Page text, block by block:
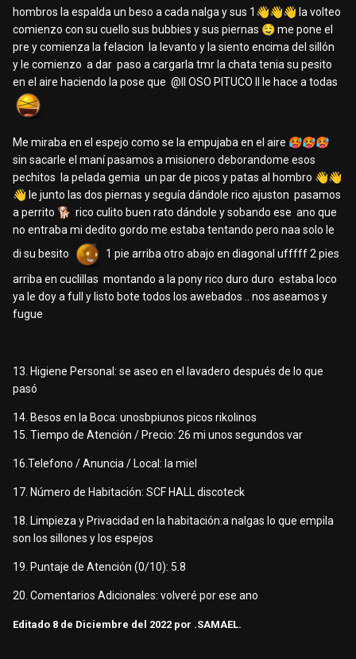
hombros la espalda un beso a cada nalga y sus 1 👋👋👋 la volteo
comienzo con su cuello sus bubbies y sus piernas 🤤me pone el
pre y comienza la felacion la levanto y la siento encima del sillón
y le comienzo a dar paso a cargarla tmr la chata tenia su pesito
en el aire haciendo la pose que @ll OSO PITUCO ll le hace a todas
Me miraba en el espejo como se la empujaba en el aire 🥵🥵🥵
sin sacarle el maní pasamos a misionero deborandome esos
pechitos la pelada gemia un par de picos y patas al hombro 👋👋
👋 le junto las dos piernas y seguía dándole rico ajuston pasamos
a perrito 🐕 rico culito buen rato dándole y sobando ese ano que
no entraba mi dedito gordo me estaba tentando pero naa solo le
di su besito
1 pie arriba otro abajo en diagonal ufffff 2 pies
arriba en cuclillas montando a la pony rico duro duro estaba loco
ya le doy a full y listo bote todos los awebados .. nos aseamos y
fugue
13. Higiene Personal: se aseo en el lavadero después de lo que
pasó
14. Besos en la Boca: unosbpiunos picos rikolinos
15. Tiempo de Atención / Precio: 26 mi unos segundos var
16.Telefono / Anuncia / Local: la miel
17. Número de Habitación: SCF HALL discoteck
18. Limpieza y Privacidad en la habitación:a nalgas lo que empila
son los sillones y los espejos
19. Puntaje de Atención (0/10): 5.8
20. Comentarios Adicionales: volveré por ese ano
Editado 8 de Diciembre del 2022 por .SAMAEL.